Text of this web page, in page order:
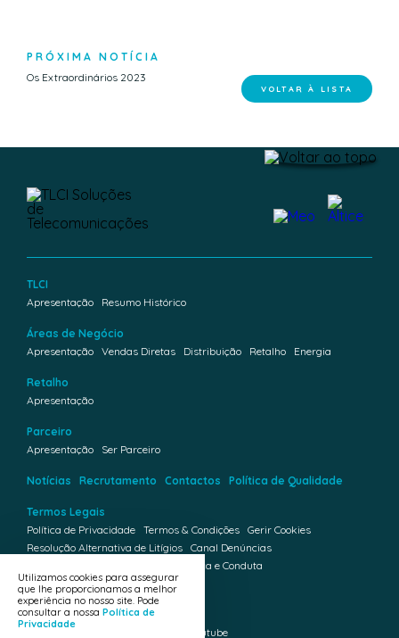
PRÓXIMA NOTÍCIA
Os Extraordinários 2023
VOLTAR À LISTA
TLCI
Apresentação
Resumo Histórico
Áreas de Negócio
Apresentação Vendas Diretas Distribuição Retalho Energia
Retalho
Apresentação
Parceiro
Apresentação
Ser Parceiro
Notícias Recrutamento Contactos Política de Qualidade
Termos Legais
Política de Privacidade Termos & Condições Gerir Cookies
Resolução Alternativa de Litígios Canal Denúncias
Código de Ética e Conduta
Plano de Prevenção da Corrupção
Redes Sociais
Facebook
Youtube
Utilizamos cookies para assegurar
que lhe proporcionamos a melhor
experiência no nosso site. Pode
consultar a nossa Política de
Privacidade